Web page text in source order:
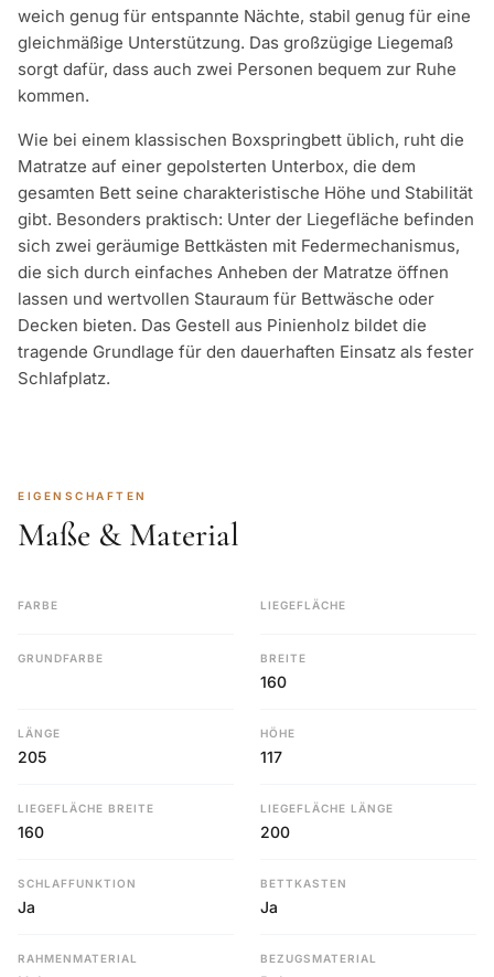
weich genug für entspannte Nächte, stabil genug für eine
gleichmäßige Unterstützung. Das großzügige Liegemaß
sorgt dafür, dass auch zwei Personen bequem zur Ruhe
kommen.
Wie bei einem klassischen Boxspringbett üblich, ruht die
Matratze auf einer gepolsterten Unterbox, die dem
gesamten Bett seine charakteristische Höhe und Stabilität
gibt. Besonders praktisch: Unter der Liegefläche befinden
sich zwei geräumige Bettkästen mit Federmechanismus,
die sich durch einfaches Anheben der Matratze öffnen
lassen und wertvollen Stauraum für Bettwäsche oder
Decken bieten. Das Gestell aus Pinienholz bildet die
tragende Grundlage für den dauerhaften Einsatz als fester
Schlafplatz.
EIGENSCHAFTEN
Maße & Material
FARBE LIEGEFLÄCHE
GRUNDFARBE BREITE
160
LÄNGE
205
HÖHE
117
LIEGEFLÄCHE BREITE
160
LIEGEFLÄCHE LÄNGE
200
SCHLAFFUNKTION
Ja
BETTKASTEN
Ja
RAHMENMATERIAL BEZUGSMATERIAL